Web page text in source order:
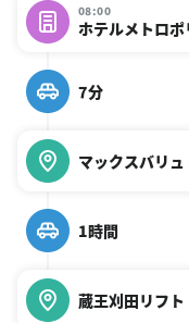
08:00
ホテルメトロ
7分
マックスバリ
1時間
蔵王刈田リフト